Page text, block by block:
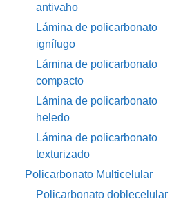
antivaho
Lámina de policarbonato
ignífugo
Lámina de policarbonato
compacto
Lámina de policarbonato
heledo
Lámina de policarbonato
texturizado
Policarbonato Multicelular
Policarbonato doblecelular